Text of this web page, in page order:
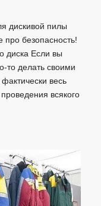
дискивой пилы
безопасность!
диска Если вы
то делать своими
весь
всякого